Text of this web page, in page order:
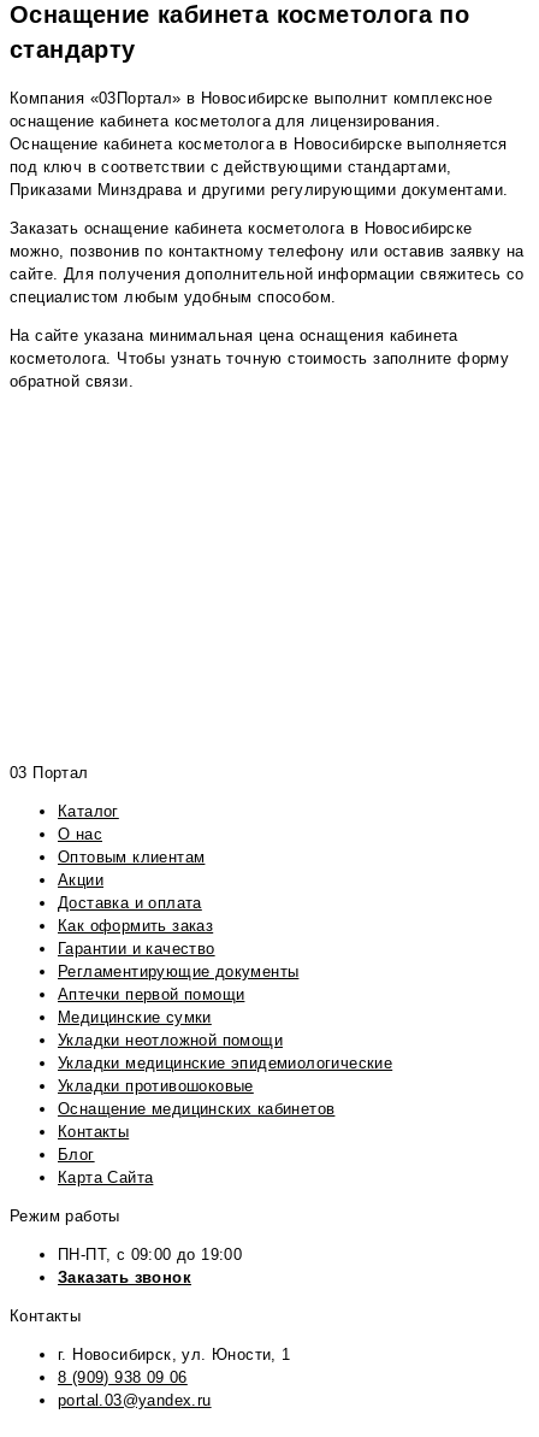
Оснащение кабинета косметолога по
стандарту
Компания «03Портал» в Новосибирске выполнит комплексное
оснащение кабинета косметолога для лицензирования.
Оснащение кабинета косметолога в Новосибирске выполняется
под ключ в соответствии с действующими стандартами,
Приказами Минздрава и другими регулирующими документами.
Заказать оснащение кабинета косметолога в Новосибирске
можно, позвонив по контактному телефону или оставив заявку на
сайте. Для получения дополнительной информации свяжитесь со
специалистом любым удобным способом.
На сайте указана минимальная цена оснащения кабинета
косметолога. Чтобы узнать точную стоимость заполните форму
обратной связи.
03 Портал
Каталог
О нас
Оптовым клиентам
Акции
Доставка и оплата
Как оформить заказ
Гарантии и качество
Регламентирующие документы
Аптечки первой помощи
Медицинские сумки
Укладки неотложной помощи
Укладки медицинские эпидемиологические
Укладки противошоковые
Оснащение медицинских кабинетов
Контакты
Блог
Карта Сайта
Режим работы
ПН-ПТ, с 09:00 до 19:00
Заказать звонок
Контакты
г. Новосибирск, ул. Юности, 1
8 (909) 938 09 06
portal.03@yandex.ru